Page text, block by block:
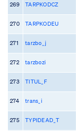
269 TARPKODCZ
270 TARPKODEU
271 tarzbo_j
272 tarzbozi
273 TITUL_F
274 trans_i
275 TYPIDEAD_T